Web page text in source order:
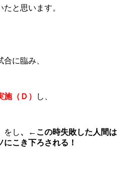
と思います。
に臨み、
（Ｄ） し、
をし、←この時失敗した人間は
こき下ろされる！